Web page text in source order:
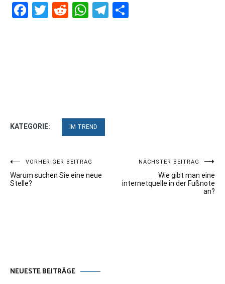
Facebook
Twitter
RedditWhatsApp
Telegram
KATEGORIE: IM TREND
Beitragsnavigation
VORHERIGER BEITRAG
Warum suchen Sie eine neue
Stelle?
NÄCHSTER BEITRAG
Wie gibt man eine
internetquelle in der Fußnote
an?
NEUESTE BEITRÄGE